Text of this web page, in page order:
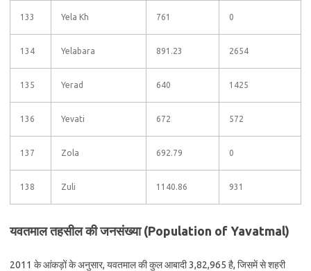
133 Yela Kh 761 0
134 Yelabara 891.23 2654
135 Yerad 640 1425
136 Yevati 672 572
137 Zola 692.79 0
138 Zuli 1140.86 931
यवतमाल तहसील की जनसंख्या (Population of Yavatmal)
2011 के आंकड़ों के अनुसार, यवतमाल की कुल आबादी 3,82,965 है, जिसमें से शहरी